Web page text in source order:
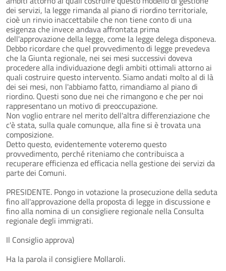
dei servizi, la legge rimanda al piano di riordino territoriale,
cioè un rinvio inaccettabile che non tiene conto di una
esigenza che invece andava affrontata prima
dell'approvazione della legge, come la legge delega disponeva.
Debbo ricordare che quel provvedimento di legge prevedeva
che la Giunta regionale, nei sei mesi successivi doveva
procedere alla individuazione degli ambiti ottimali attorno ai
quali costruire questo intervento. Siamo andati molto al di là
dei sei mesi, non l'abbiamo fatto, rimandiamo al piano di
riordino. Questi sono due nei che rimangono e che per noi
rappresentano un motivo di preoccupazione.
Non voglio entrare nel merito dell'altra differenziazione che
c'è stata, sulla quale comunque, alla fine si è trovata una
composizione.
Detto questo, evidentemente voteremo questo
provvedimento, perché riteniamo che contribuisca a
recuperare efficienza ed efficacia nella gestione dei servizi da
parte dei Comuni.
PRESIDENTE. Pongo in votazione la prosecuzione della seduta
fino all'approvazione della proposta di legge in discussione e
fino alla nomina di un consigliere regionale nella Consulta
regionale degli immigrati.
Il Consiglio approva)
Ha la parola il consigliere Mollaroli.